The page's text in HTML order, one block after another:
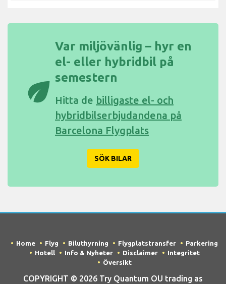
eco
Var miljövänlig – hyr en
el- eller hybridbil på
semestern
Hitta de billigaste el- och
hybridbilserbjudandena på
Barcelona Flygplats
SÖK BILAR
Home Flyg Biluthyrning Flygplatstransfer
Parkering
Hotell
Info & Nyheter Disclaimer
Integritet
Översikt
COPYRIGHT © 2026 Try Quantum OU trading as